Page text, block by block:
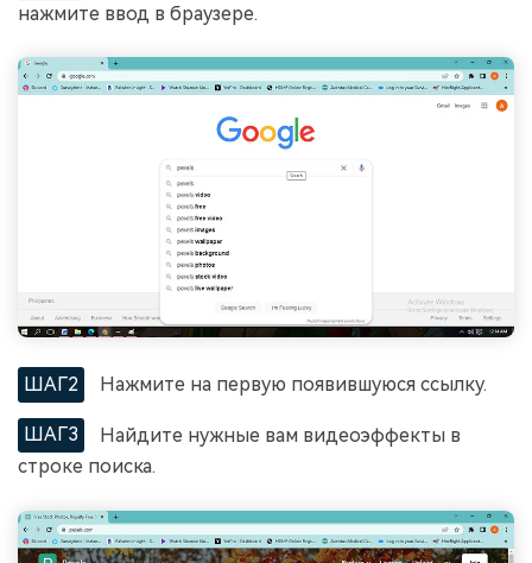
нажмите ввод в браузере.
ШАГ2 Нажмите на первую появившуюся ссылку.
ШАГ3
Найдите нужные вам видеоэффекты в
строке поиска.